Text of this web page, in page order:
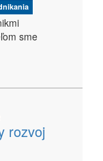
sme
rozvoj